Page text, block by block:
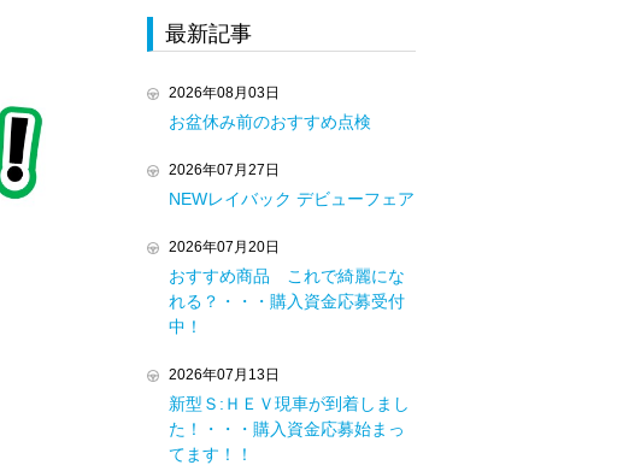
最新記事
2026年08月03日
お盆休み前のおすすめ点検
2026年07月27日
NEWレイバック デビューフェア
2026年07月20日
おすすめ商品 これで綺麗にな
れる？・・・購入資金応募受付
中！
2026年07月13日
新型Ｓ:ＨＥＶ現車が到着しまし
た！・・・購入資金応募始まっ
てます！！